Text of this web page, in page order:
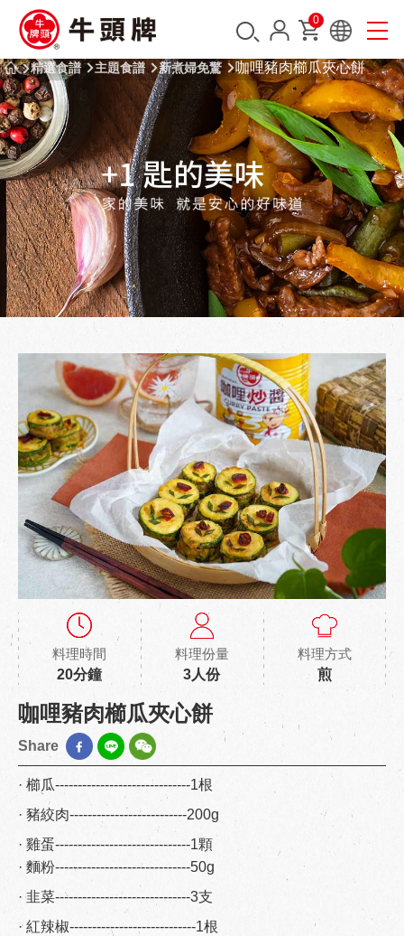
0
精選食譜 主題食譜 新煮婦免驚 咖哩豬肉櫛瓜夾心餅
料理時間
20分鐘
料理份量
3人份
料理方式
煎
咖哩豬肉櫛瓜夾心餅
Share
· 櫛瓜------------------------------1根
· 豬絞肉--------------------------200g
· 雞蛋------------------------------1顆
· 麵粉------------------------------50g
· 韭菜------------------------------3支
· 紅辣椒----------------------------1根